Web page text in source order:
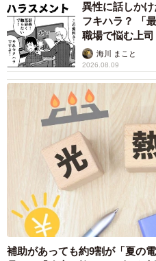
異性に話しか
フキハラ？ 「
職場で悩む上司
海川 まこと
2026.08.09
補助があっても約9割が「夏の